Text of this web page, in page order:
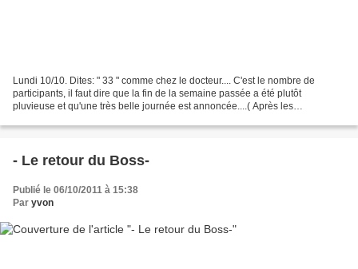
Lundi 10/10. Dites: " 33 " comme chez le docteur.... C'est le nombre de
participants, il faut dire que la fin de la semaine passée a été plutôt
pluvieuse et qu'une très belle journée est annoncée....( Après les
- Le retour du Boss-
Publié le 06/10/2011 à 15:38
Par yvon